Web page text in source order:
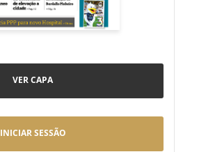
VER CAPA
INICIAR SESSÃO